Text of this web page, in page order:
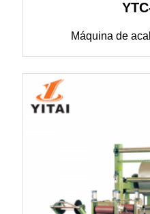
Máquina de